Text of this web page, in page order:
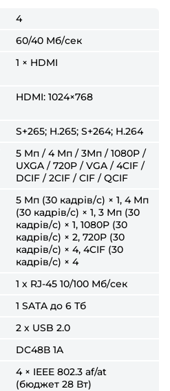
4
60/40 Мб/сек
1 × HDMI
HDMI: 1024×768
S+265; H.265; S+264; H.264
5 Мп / 4 Мп / 3Мп / 1080P /
UXGA / 720P / VGA / 4CIF /
DCIF / 2CIF / CIF / QCIF
5 Мп (30 кадрів/с) × 1, 4 Мп
(30 кадрів/с) × 1, 3 Мп (30
кадрів/с) × 1, 1080P (30
кадрів/с) × 2, 720P (30
кадрів/с) × 4, 4CIF (30
кадрів/с) × 4
1 х RJ-45 10/100 Мб/сек
1 SATA до 6 Тб
2 х USB 2.0
DC48В 1A
4 × IEEE 802.3 af/at
(бюджет 28 Вт)